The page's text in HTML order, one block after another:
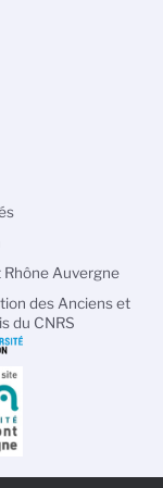
Rhône Auvergne
des Anciens et
du CNRS